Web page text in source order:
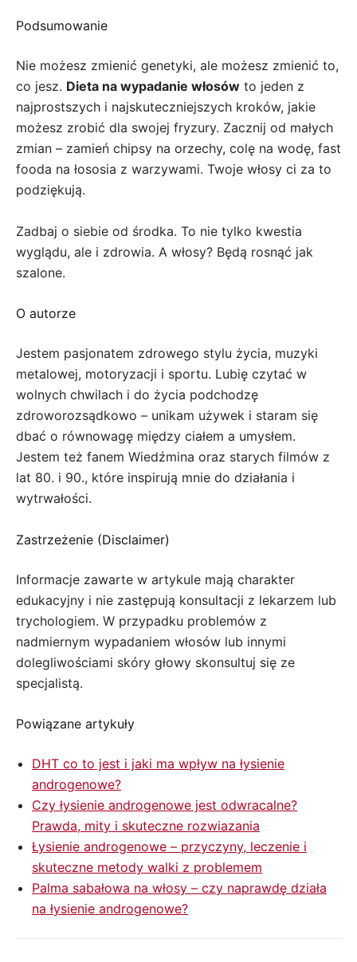
Podsumowanie
Nie możesz zmienić genetyki, ale możesz zmienić to,
co jesz. Dieta na wypadanie włosów to jeden z
najprostszych i najskuteczniejszych kroków, jakie
możesz zrobić dla swojej fryzury. Zacznij od małych
zmian – zamień chipsy na orzechy, colę na wodę, fast
fooda na łososia z warzywami. Twoje włosy ci za to
podziękują.
Zadbaj o siebie od środka. To nie tylko kwestia
wyglądu, ale i zdrowia. A włosy? Będą rosnąć jak
szalone.
O autorze
Jestem pasjonatem zdrowego stylu życia, muzyki
metalowej, motoryzacji i sportu. Lubię czytać w
wolnych chwilach i do życia podchodzę
zdroworozsądkowo – unikam używek i staram się
dbać o równowagę między ciałem a umysłem.
Jestem też fanem Wiedźmina oraz starych filmów z
lat 80. i 90., które inspirują mnie do działania i
wytrwałości.
Zastrzeżenie (Disclaimer)
Informacje zawarte w artykule mają charakter
edukacyjny i nie zastępują konsultacji z lekarzem lub
trychologiem. W przypadku problemów z
nadmiernym wypadaniem włosów lub innymi
dolegliwościami skóry głowy skonsultuj się ze
specjalistą.
Powiązane artykuły
DHT co to jest i jaki ma wpływ na łysienie
androgenowe?
Czy łysienie androgenowe jest odwracalne?
Prawda, mity i skuteczne rozwiazania
Łysienie androgenowe – przyczyny, leczenie i
skuteczne metody walki z problemem
Palma sabałowa na włosy – czy naprawdę działa
na łysienie androgenowe?